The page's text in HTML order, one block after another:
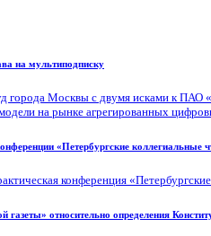
на мультиподписку
города Москвы с двумя исками к ПАО
на рынке агрегированных
«Петербургские коллегиальные
конференция
относительно определения